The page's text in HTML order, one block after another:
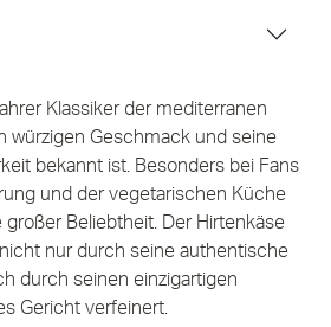
Klassiker der mediterranen
würzigen Geschmack und seine
bekannt ist. Besonders bei Fans
und der vegetarischen Küche
Beliebtheit. Der Hirtenkäse
nur durch seine authentische
durch seinen einzigartigen
Gericht verfeinert.